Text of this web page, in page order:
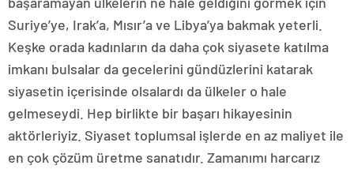
Suriye’ye, Irak’a, Mısır’a ve Libya’ya bakmak yeterli.
Keşke orada kadınların da daha çok siyasete katılma
imkanı bulsalar da gecelerini gündüzlerini katarak
siyasetin içerisinde olsalardı da ülkeler o hale
gelmeseydi. Hep birlikte bir başarı hikayesinin
aktörleriyiz. Siyaset toplumsal işlerde en az maliyet ile
en çok çözüm üretme sanatıdır. Zamanımı harcarız